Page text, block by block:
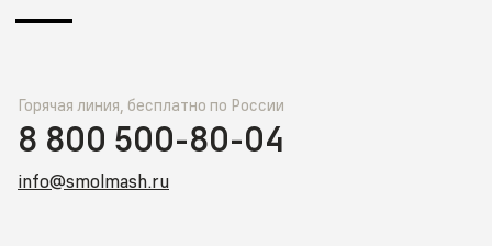
Горячая линия, бесплатно по России
8 800 500-80-04
info@smolmash.ru